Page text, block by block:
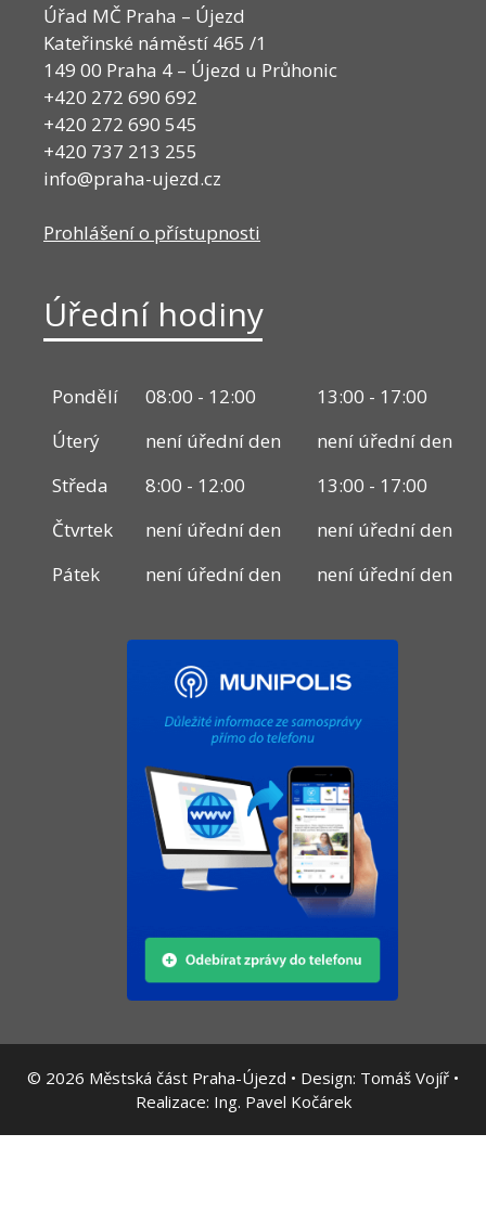
Úřad MČ Praha – Újezd
Kateřinské náměstí 465 /1
149 00 Praha 4 – Újezd u Průhonic
+420 272 690 692
+420 272 690 545
+420 737 213 255
info@praha-ujezd.cz
Prohlášení o přístupnosti
Úřední hodiny
Pondělí 08:00 - 12:00
13:00 - 17:00
Úterý
není úřední den
není úřední den
Středa
8:00 - 12:00
13:00 - 17:00
Čtvrtek
není úřední den
není úřední den
Pátek
není úřední den není úřední den
© 2026 Městská část Praha-Újezd • Design: Tomáš Vojíř •
Realizace: Ing. Pavel Kočárek